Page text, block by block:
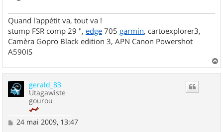
Quand l'appétit va, tout va !
stump FSR comp 29 ", edge 705 garmin, cartoexplorer3,
Camèra Gopro Black edition 3, APN Canon Powershot
A590IS
a
gerald_83
Utagawiste
gourou
M
24 mai 2009, 13:47